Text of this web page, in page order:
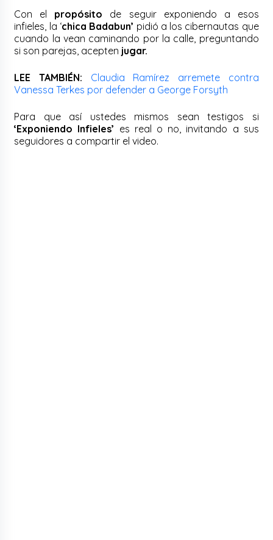
Con el propósito de seguir exponiendo a esos
infieles, la ‘chica Badabun’ pidió a los cibernautas que
cuando la vean caminando por la calle, preguntando
si son parejas, acepten jugar.
LEE TAMBIÉN: Claudia Ramírez arremete contra
Vanessa Terkes por defender a George Forsyth
Para que así ustedes mismos sean testigos si
‘Exponiendo Infieles’ es real o no, invitando a sus
seguidores a compartir el video.